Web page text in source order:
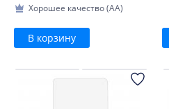
Хорошее качество (AA)
В корзину